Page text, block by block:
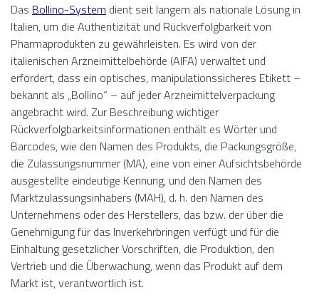
Das Bollino-System dient seit langem als nationale Lösung in
Italien, um die Authentizität und Rückverfolgbarkeit von
Pharmaprodukten zu gewährleisten. Es wird von der
italienischen Arzneimittelbehörde (AIFA) verwaltet und
erfordert, dass ein optisches, manipulationssicheres Etikett –
bekannt als „Bollino“ – auf jeder Arzneimittelverpackung
angebracht wird. Zur Beschreibung wichtiger
Rückverfolgbarkeitsinformationen enthält es Wörter und
Barcodes, wie den Namen des Produkts, die Packungsgröße,
die Zulassungsnummer (MA), eine von einer Aufsichtsbehörde
ausgestellte eindeutige Kennung, und den Namen des
Marktzulassungsinhabers (MAH), d. h. den Namen des
Unternehmens oder des Herstellers, das bzw. der über die
Genehmigung für das Inverkehrbringen verfügt und für die
Einhaltung gesetzlicher Vorschriften, die Produktion, den
Vertrieb und die Überwachung, wenn das Produkt auf dem
Markt ist, verantwortlich ist.